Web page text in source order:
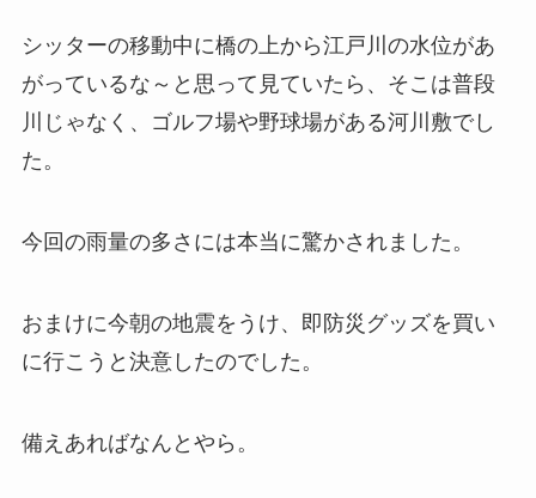
シッターの移動中に橋の上から江戸川の水位があ
がっているな～と思って見ていたら、そこは普段
川じゃなく、ゴルフ場や野球場がある河川敷でし
た。
今回の雨量の多さには本当に驚かされました。
おまけに今朝の地震をうけ、即防災グッズを買い
に行こうと決意したのでした。
備えあればなんとやら。